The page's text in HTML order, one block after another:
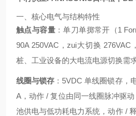
一、核心电气与结构特性
触点与容量：单刀单掷常开（1
90A 250VAC，zui大切换
桩、工业设备的大电流电源切换需求
线圈与锁存 ：5VDC 单线圈锁存，
A，动作 / 复位由同一线圈脉冲驱
池供电与低功耗电力系统，动作 /